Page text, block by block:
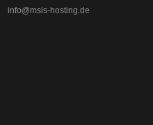
info@msis-hosting.de